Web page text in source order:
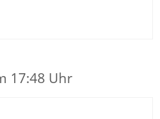
17:48 Uhr